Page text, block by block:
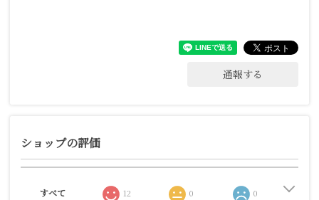
通報する
ショップの評価
すべて 12 0 0